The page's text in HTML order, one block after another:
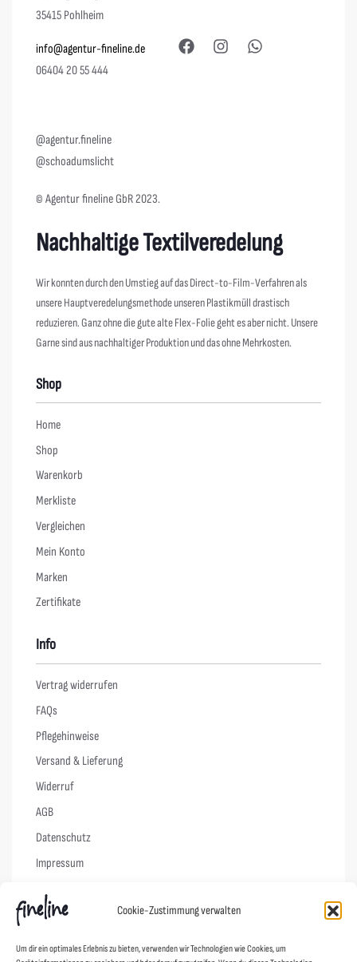
Cookie-Zustimmung verwalten
Um dir ein optimales Erlebnis zu bieten, verwenden wir Technologien wie Cookies, um
35415 Pohlheim
info@agentur-fineline.de
06404 20 55 444
@agentur.fineline
@schoadumslicht
© Agentur fineline GbR 2023.
Nachhaltige Textilveredelung
Wir konnten durch den Umstieg auf das Direct-to-Film-Verfahren als
unsere Hauptveredelungsmethode unseren Plastikmüll drastisch
reduzieren. Ganz ohne die gute alte Flex-Folie geht es aber nicht. Unsere
Garne sind aus nachhaltiger Produktion und das ohne Mehrkosten.
Shop
Home
Shop
Warenkorb
Merkliste
Vergleichen
Mein Konto
Marken
Zertifikate
Info
Vertrag widerrufen
FAQs
Pflegehinweise
Versand & Lieferung
Widerruf
AGB
Datenschutz
Impressum